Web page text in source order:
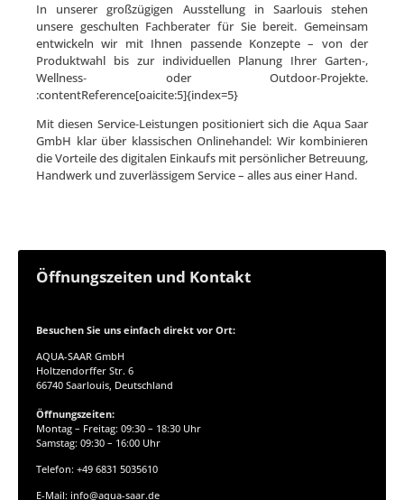
In unserer großzügigen Ausstellung in Saarlouis stehen
unsere geschulten Fachberater für Sie bereit. Gemeinsam
entwickeln wir mit Ihnen passende Konzepte – von der
Produktwahl bis zur individuellen Planung Ihrer Garten‑,
Wellness‑ oder Outdoor‑Projekte.
:contentReference[oaicite:5]{index=5}
Mit diesen Service‑Leistungen positioniert sich die Aqua Saar
GmbH klar über klassischen Onlinehandel: Wir kombinieren
die Vorteile des digitalen Einkaufs mit persönlicher Betreuung,
Handwerk und zuverlässigem Service – alles aus einer Hand.
Öffnungszeiten und Kontakt
Besuchen Sie uns einfach direkt vor Ort:
AQUA-SAAR GmbH
Holtzendorffer Str. 6
66740 Saarlouis, Deutschland
Öffnungszeiten:
Montag – Freitag: 09:30 – 18:30 Uhr
Samstag: 09:30 – 16:00 Uhr
Telefon: +49 6831 5035610
E-Mail: info@aqua-saar.de